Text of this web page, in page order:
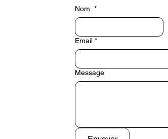
design unique en fait un bijou facile à
que lors d’une soirée, d’un mariage
Chaque création est fabriquée en petite
Nom *
Email *
Message